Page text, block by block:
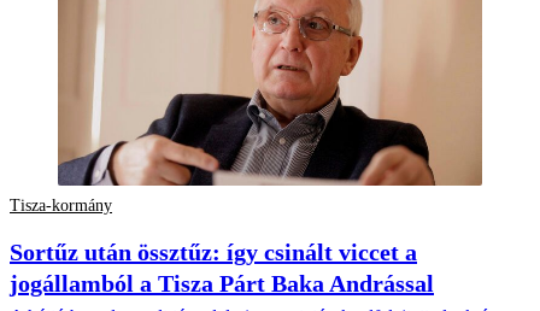
Tisza-kormány
Sortűz után össztűz: így csinált viccet a
jogállamból a Tisza Párt Baka Andrással